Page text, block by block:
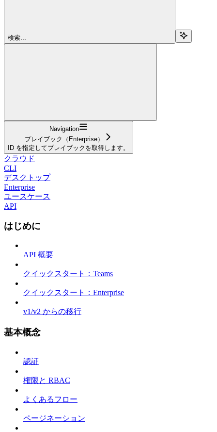
検索...
Navigation
プレイブック（Enterprise）
ID を指定してプレイブックを取得します。
クラウド
CLI
デスクトップ
Enterprise
ユースケース
API
はじめに
API 概要
クイックスタート：Teams
クイックスタート：Enterprise
v1/v2 からの移行
基本概念
認証
権限と RBAC
よくあるフロー
ページネーション